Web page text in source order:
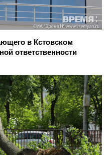
в Кстовском
ответственности